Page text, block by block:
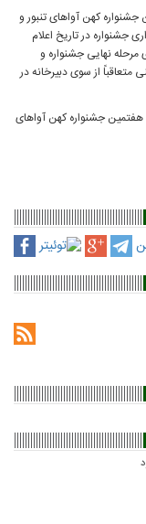
جشنواره کهن آواهای تنبور و
جشنواره در تاریخ اعلام
مرحله نهایی جشنواره و
از سوی دبیرخانه در
هفتمین جشنواره کهن آواهای